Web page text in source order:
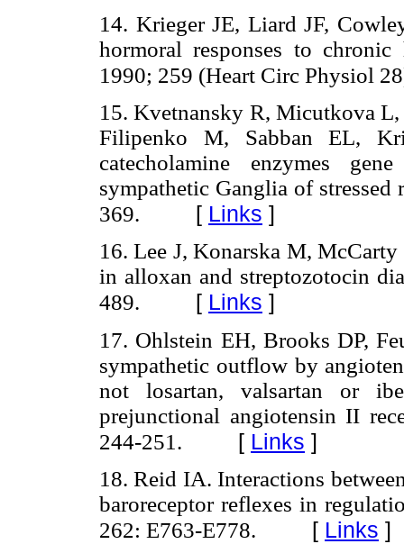
14. Krieger JE, Liard JF,
hormoral responses to
1990; 259 (Heart Circ Physiol
15. Kvetnansky R, Micutkova
Filipenko M, Sabban EL,
catecholamine enzymes
sympathetic Ganglia of
369.
[ Links ]
16. Lee J, Konarska M,
in alloxan and streptozotocin
489.
[ Links ]
17. Ohlstein EH, Brooks DP,
sympathetic outflow by
not losartan, valsartan or
prejunctional angiotensin II
244-251.
[ Links ]
18. Reid IA. Interactions
baroreceptor reflexes in
262: E763-E778.
[ Links ]